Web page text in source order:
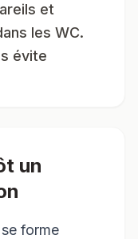
et
les WC.
évite
un
forme